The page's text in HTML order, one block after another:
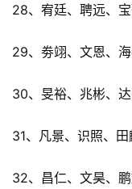
28、宥廷、聘远、
29、劵翊、文恩、
30、旻裕、兆彬、
31、凡景、识照、
32、昌仁、文昊、